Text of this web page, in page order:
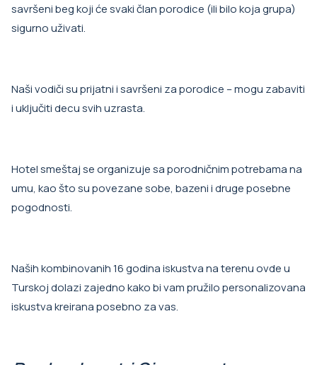
savršeni beg koji će svaki član porodice (ili bilo koja grupa)
sigurno uživati.
Naši vodiči su prijatni i savršeni za porodice – mogu zabaviti
i uključiti decu svih uzrasta.
Hotel smeštaj se organizuje sa porodničnim potrebama na
umu, kao što su povezane sobe, bazeni i druge posebne
pogodnosti.
Naših kombinovanih 16 godina iskustva na terenu ovde u
Turskoj dolazi zajedno kako bi vam pružilo personalizovana
iskustva kreirana posebno za vas.